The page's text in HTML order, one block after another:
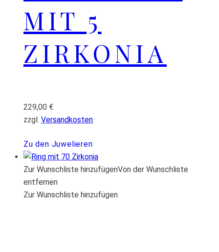
MIT 5
ZIRKONIA
229,00 €
zzgl. Versandkosten
Zu den Juwelieren
Zur Wunschliste hinzufügenVon der Wunschliste
entfernen
Zur Wunschliste hinzufügen